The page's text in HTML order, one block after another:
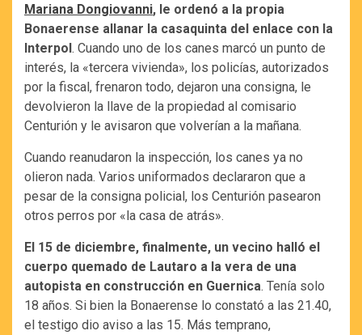
Mariana Dongiovanni, le ordenó a la propia
Bonaerense allanar la casaquinta del enlace con la
Interpol. Cuando uno de los canes marcó un punto de
interés, la «tercera vivienda», los policías, autorizados
por la fiscal, frenaron todo, dejaron una consigna, le
devolvieron la llave de la propiedad al comisario
Centurión y le avisaron que volverían a la mañana.
Cuando reanudaron la inspección, los canes ya no
olieron nada. Varios uniformados declararon que a
pesar de la consigna policial, los Centurión pasearon
otros perros por «la casa de atrás».
El 15 de diciembre, finalmente, un vecino halló el
cuerpo quemado de Lautaro a la vera de una
autopista en construcción en Guernica. Tenía solo
18 años. Si bien la Bonaerense lo constató a las 21.40,
el testigo dio aviso a las 15. Más temprano,